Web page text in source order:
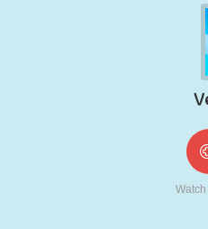
VELHA